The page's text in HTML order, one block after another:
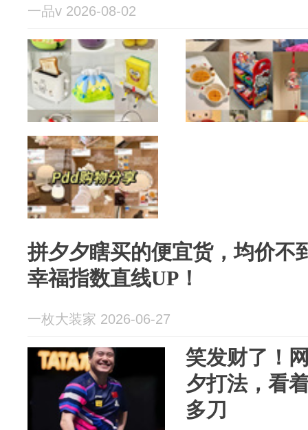
一品v 2026-08-02
拼夕夕瞎买的便宜货，均价不
幸福指数直线UP！
一枚大装家 2026-06-27
笑发财了！
夕打法，看
多刀